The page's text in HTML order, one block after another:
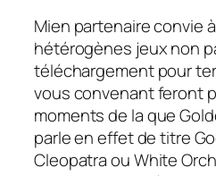
Mien partenaire convie
hétérogènes jeux non
téléchargement pour
vous convenant feront
moments de la que
parle en effet de titre
Cleopatra ou White